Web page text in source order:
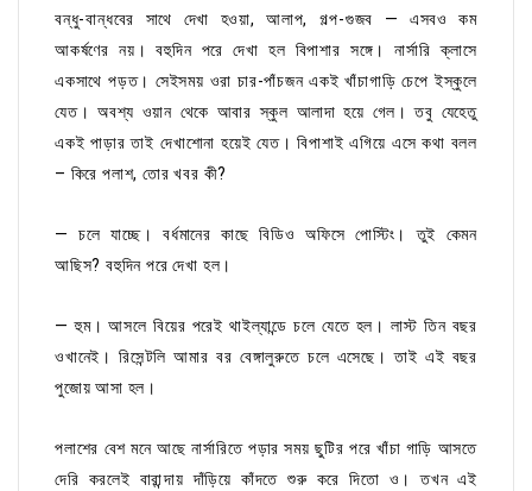
বন্ধু-বান্ধবের সাথে দেখা হওয়া, আলাপ, গল্প-গুজব — এসবও কম
আকর্ষণের নয়। বহুদিন পরে দেখা হল বিপাশার সঙ্গে। নার্সারি ক্লাসে
একসাথে পড়ত। সেইসময় ওরা চার-পাঁচজন একই খাঁচাগাড়ি চেপে ইস্কুলে
যেত। অবশ্য ওয়ান থেকে আবার স্কুল আলাদা হয়ে গেল। তবু যেহেতু
একই পাড়ার তাই দেখাশোনা হয়েই যেত। বিপাশাই এগিয়ে এসে কথা বলল
– কিরে পলাশ, তোর খবর কী?
— চলে যাচ্ছে। বর্ধমানের কাছে বিডিও অফিসে পোস্টিং। তুই কেমন
আছিস? বহুদিন পরে দেখা হল।
— হুম। আসলে বিয়ের পরেই থাইল্যান্ডে চলে যেতে হল। লাস্ট তিন বছর
ওখানেই। রিসেন্টলি আমার বর বেঙ্গালুরুতে চলে এসেছে। তাই এই বছর
পুজোয় আসা হল।
পলাশের বেশ মনে আছে নার্সারিতে পড়ার সময় ছুটির পরে খাঁচা গাড়ি আসতে
দেরি করলেই বারান্দায় দাঁড়িয়ে কাঁদতে শুরু করে দিতো ও। তখন এই